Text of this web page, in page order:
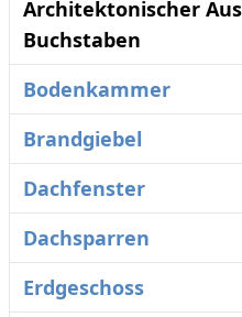
Architektonischer
Buchstaben
Bodenkammer
Brandgiebel
Dachfenster
Dachsparren
Erdgeschoss